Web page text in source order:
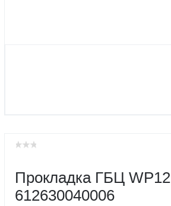
Прокладка ГБЦ WP12
612630040006